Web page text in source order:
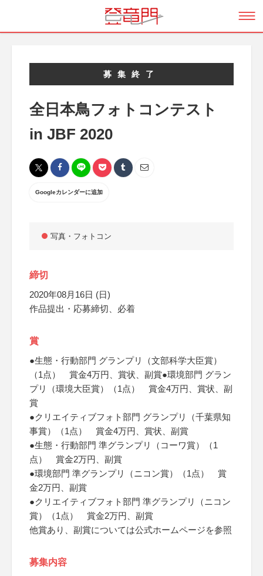
募集終了
全日本鳥フォトコンテスト
in JBF 2020
Googleカレンダーに追加
写真・フォトコン
締切
2020年08月16日 (日)
作品提出・応募締切、必着
賞
●生態・行動部門 グランプリ（文部科学大臣賞）
（1点） 賞金4万円、賞状、副賞●環境部門 グラン
プリ（環境大臣賞）（1点） 賞金4万円、賞状、副
賞
●クリエイティブフォト部門 グランプリ（千葉県知
事賞）（1点） 賞金4万円、賞状、副賞
●生態・行動部門 準グランプリ（コーワ賞）（1
点） 賞金2万円、副賞
●環境部門 準グランプリ（ニコン賞）（1点） 賞
金2万円、副賞
●クリエイティブフォト部門 準グランプリ（ニコン
賞）（1点） 賞金2万円、副賞
他賞あり、副賞については公式ホームページを参照
募集内容